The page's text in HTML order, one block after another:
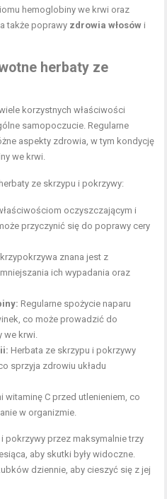
hemoglobiny we krwi oraz
także poprawy zdrowia włosów i
herbaty ze
korzystnych właściwości
samopoczucie. Regularne
aspekty zdrowia, w tym kondycję
we krwi.
ze skrzypu i pokrzywy:
oczyszczającym i
przyczynić się do poprawy cery
znana jest z
ich wypadania oraz
Regularne spożycie naparu
co może prowadzić do
krwi.
Herbata ze skrzypu i pokrzywy
sprzyja zdrowiu układu
witaminę C przed utlenieniem, co
w organizmie.
pokrzywy przez maksymalnie trzy
aby skutki były widoczne.
dziennie, aby cieszyć się z jej